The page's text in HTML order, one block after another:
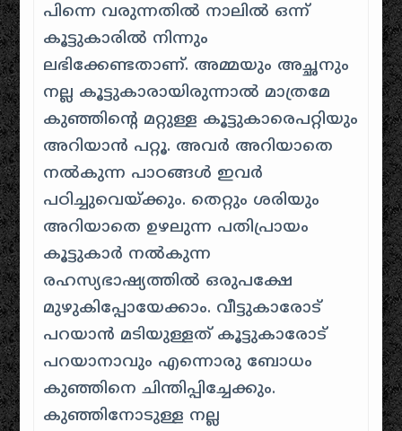
പിന്നെ വരുന്നതിൽ നാലിൽ ഒന്ന്
കൂട്ടുകാരിൽ നിന്നും
ലഭിക്കേണ്ടതാണ്. അമ്മയും അച്ഛനും
നല്ല കൂട്ടുകാരായിരുന്നാൽ മാത്രമേ
കുഞ്ഞിന്റെ മറ്റുള്ള കൂട്ടുകാരെപറ്റിയും
അറിയാൻ പറ്റൂ. അവർ അറിയാതെ
നൽകുന്ന പാഠങ്ങൾ ഇവർ
പഠിച്ചുവെയ്ക്കും. തെറ്റും ശരിയും
അറിയാതെ ഉഴലുന്ന പതിപ്രായം
കൂട്ടുകാർ നൽകുന്ന
രഹസ്യഭാഷ്യത്തിൽ ഒരുപക്ഷേ
മുഴുകിപ്പോയേക്കാം. വീട്ടുകാരോട്
പറയാൻ മടിയുള്ളത് കൂട്ടുകാരോട്
പറയാനാവും എന്നൊരു ബോധം
കുഞ്ഞിനെ ചിന്തിപ്പിച്ചേക്കും.
കുഞ്ഞിനോടുള്ള നല്ല